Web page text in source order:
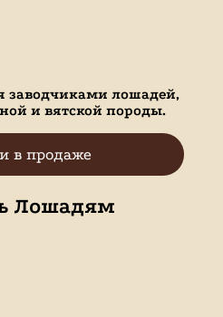
заводчиками лошадей,
и вятской породы.
в продаже
Лошадям